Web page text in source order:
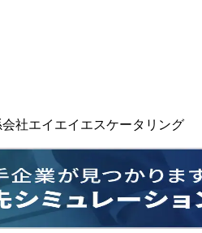
社エイエイエスケータリング